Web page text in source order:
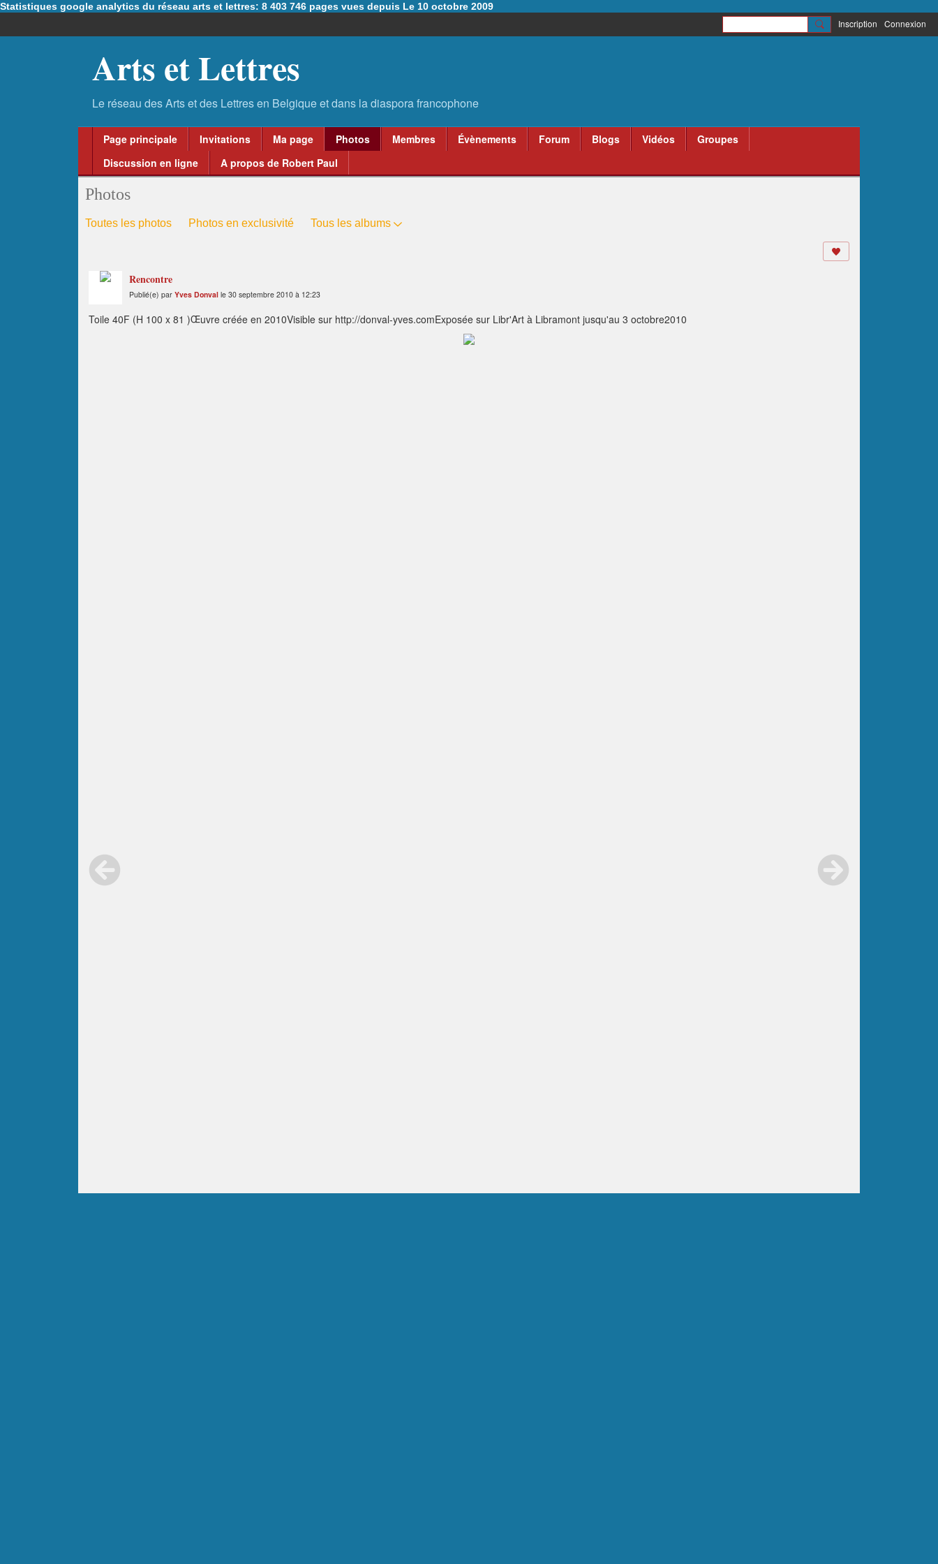
Statistiques google analytics du réseau arts et lettres: 8 403 746 pages vues depuis Le 10 octobre 2009
Inscription Connexion
Arts et Lettres
Page principale Invitations Ma page Photos Membres Évènements Forum Blogs Vidéos
Groupes
Discussion en ligne
A propos de Robert Paul
Photos
Toutes les photos Photos en exclusivité Tous les albums
Rencontre
Publié(e) par Yves Donval le 30 septembre 2010 à 12:23
Toile 40F (H 100 x 81 )Œuvre créée en 2010Visible sur http://donval-yves.comExposée sur Libr'Art à Libramont jusqu'au 3 octobre2010